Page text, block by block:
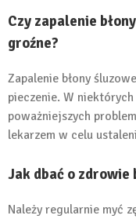
Czy zapalenie
groźne?
Zapalenie błony
pieczenie. W
poważniejszych
lekarzem w celu
Jak dbać o
Należy regularnie myć